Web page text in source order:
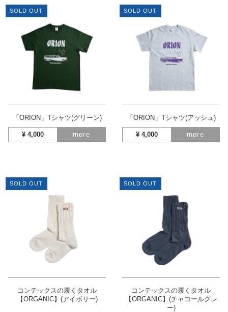
SOLD OUT
「ORION」Tシャツ(グリーン)
¥ 4,000 more
SOLD OUT
「ORION」Tシャツ(アッシュ)
¥ 4,000 more
SOLD OUT
コンテックスの履くタオル
【ORGANIC】(アイボリー)
SOLD OUT
コンテックスの履くタオル
【ORGANIC】(チャコールグレ
ー)